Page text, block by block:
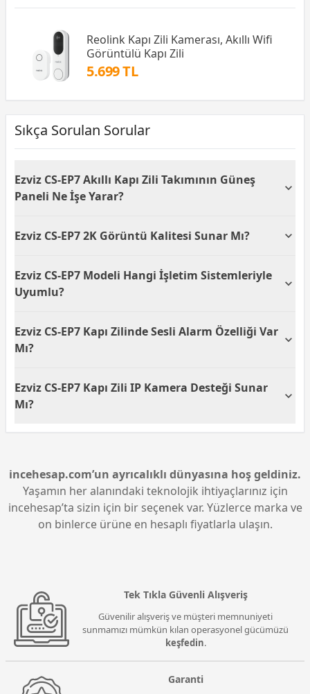
Reolink Kapı Zili Kamerası, Akıllı Wifi
Görüntülü Kapı Zili
5.699 TL
Sıkça Sorulan Sorular
Ezviz CS-EP7 Akıllı Kapı Zili Takımının Güneş
Paneli Ne İşe Yarar?
bu özellik, kapı zilini güneş enerjisi ile şarj
kesintisiz bir deneyim sunar.
Ezviz CS-EP7 2K Görüntü Kalitesi Sunar Mı?
görüntü kalitesi sağlar. Bu özellik, kapınıza gelen
ziyaretçileri net bir şekilde görüntülemenize olanak
Ezviz CS-EP7 Modeli Hangi İşletim Sistemleriyle
Uyumlu?
olacak şekilde tasarlanmıştır. Bu sayede, hem iOS
hem de Android cihazlar üzerinden kapı zili
Ezviz CS-EP7 Kapı Zilinde Sesli Alarm Özelliği Var
Mı?
sahiptir. Bu özellik, ziyaretçilerinizi etkili bir şekilde
haberdar etmenize yardımcı olur ve güvenlik
Ezviz CS-EP7 Kapı Zili IP Kamera Desteği Sunar
Mı?
Evet, Ezviz CS-EP7, IP kamera desteği sunarak
telefonunuz üzerinden görebilmenizi sağlar ve
güvenliğinizi artırır.
incehesap.com’un ayrıcalıklı dünyasına hoş geldiniz.
Yaşamın her alanındaki teknolojik ihtiyaçlarınız için
incehesap’ta sizin için bir seçenek var. Yüzlerce marka ve
on binlerce ürüne en hesaplı fiyatlarla ulaşın.
Tek Tıkla Güvenli Alışveriş
Güvenilir alışveriş ve müşteri memnuniyeti
sunmamızı mümkün kılan operasyonel gücümüzü
keşfedin.
Garanti